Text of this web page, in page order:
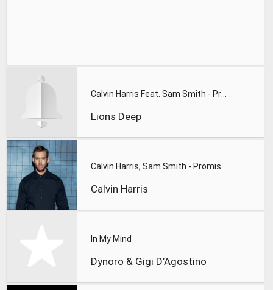
Lions Deep
Calvin Harris
In My Mind
Dynoro & Gigi D’Agostino